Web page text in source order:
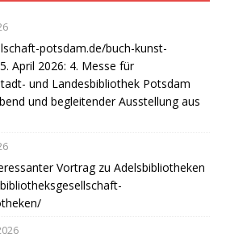
potsdam.de/buch-kunst-
April 2026: 4. Messe für
und Landesbibliothek Potsdam
und begleitender Ausstellung aus
Vortrag zu Adelsbibliotheken